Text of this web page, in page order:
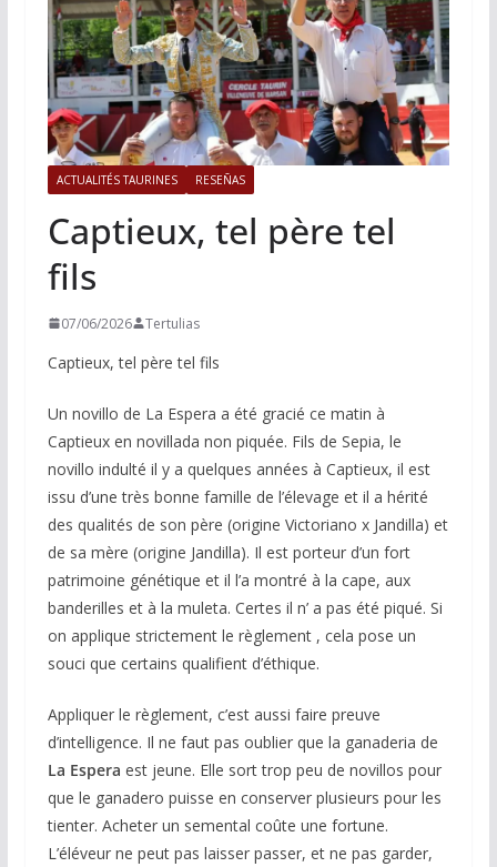
ACTUALITÉS TAURINES RESEÑAS
Captieux, tel père tel
fils
07/06/2026 Tertulias
Captieux, tel père tel fils
Un novillo de La Espera a été gracié ce matin à
Captieux en novillada non piquée. Fils de Sepia, le
novillo indulté il y a quelques années à Captieux, il est
issu d’une très bonne famille de l’élevage et il a hérité
des qualités de son père (origine Victoriano x Jandilla) et
de sa mère (origine Jandilla). Il est porteur d’un fort
patrimoine génétique et il l’a montré à la cape, aux
banderilles et à la muleta. Certes il n’ a pas été piqué. Si
on applique strictement le règlement , cela pose un
souci que certains qualifient d’éthique.
Appliquer le règlement, c’est aussi faire preuve
d’intelligence. Il ne faut pas oublier que la ganaderia de
La Espera est jeune. Elle sort trop peu de novillos pour
que le ganadero puisse en conserver plusieurs pour les
tienter. Acheter un semental coûte une fortune.
L’éléveur ne peut pas laisser passer, et ne pas garder,